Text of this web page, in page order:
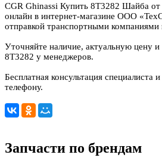
CGR Ghinassi Купить 8T3282 Шайба от
онлайн в интернет-магазине ООО
отправкой транспортными компаниями
Уточняйте наличие, актуальную цену и
8T3282 у менеджеров.
Бесплатная консультация специалиста
телефону.
Запчасти по брендам